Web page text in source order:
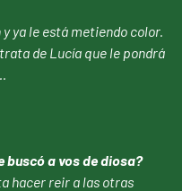
y ya le está metiendo color.
de Lucía que le pondrá
buscó a vos de diosa?
hacer reir a las otras